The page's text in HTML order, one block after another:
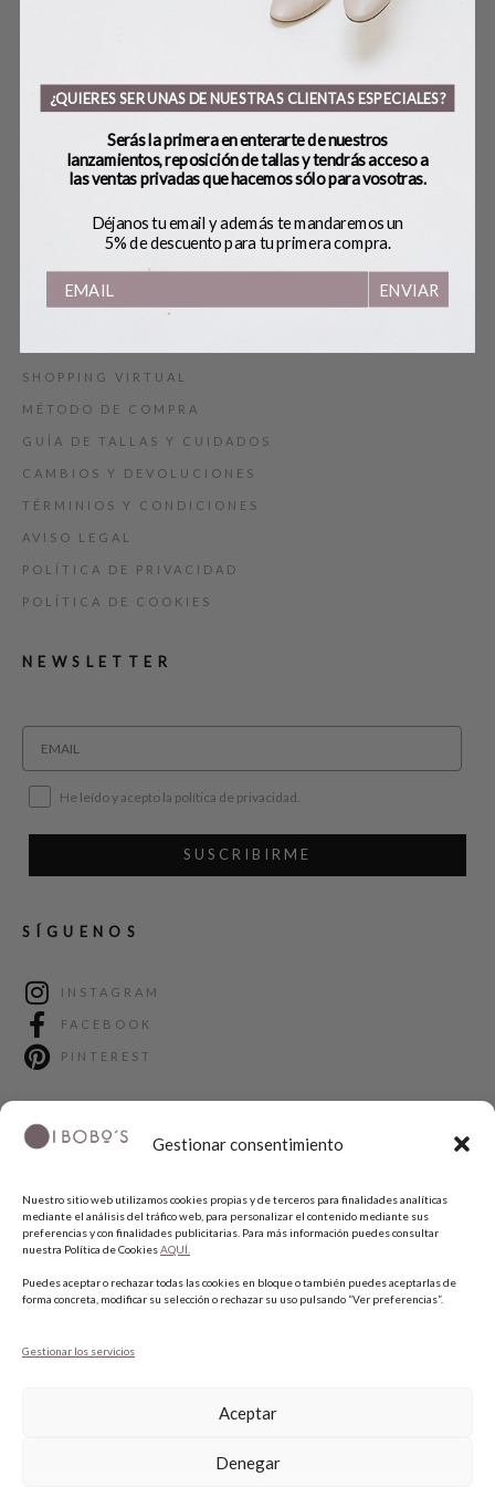
Gestionar consentimiento
Nuestro sitio web utilizamos cookies propias y de terceros para finalidades analíticas
mediante el análisis del tráfico web, para personalizar el contenido mediante sus
preferencias y con finalidades publicitarias. Para más información puedes consultar
nuestra Política de CookiesAQUÍ.
Puedes aceptar o rechazar todas las cookies en bloque o también puedes aceptarlas de
forma concreta, modificar su selección o rechazar su uso pulsando “Ver preferencias”.
Gestionar los servicios
Aceptar
Denegar
SOBRE BOBO’S
HANDMADE
SHOPPING VIRTUAL
MÉTODO DE COMPRA
GUÍA DE TALLAS Y CUIDADOS
CAMBIOS Y DEVOLUCIONES
TÉRMINIOS Y CONDICIONES
AVISO LEGAL
POLÍTICA DE PRIVACIDAD
POLÍTICA DE COOKIES
NEWSLETTER
He leído y acepto la política de privacidad.
SUSCRIBIRME
SÍGUENOS
INSTAGRAM
FACEBOOK
PINTEREST
¿QUIERES SER UNAS DE NUESTRAS CLIENTAS ESPECIALES?
Serás la primera en enterarte de nuestros
lanzamientos, reposición de tallas y tendrás acceso a
las ventas privadas que hacemos sólo para vosotras.
Déjanos tu email y además te mandaremos un
5% de descuento para tu primera compra.
ENVIAR